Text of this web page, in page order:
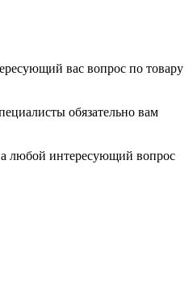
вас вопрос по товару
обязательно вам
любой интересующий вопрос